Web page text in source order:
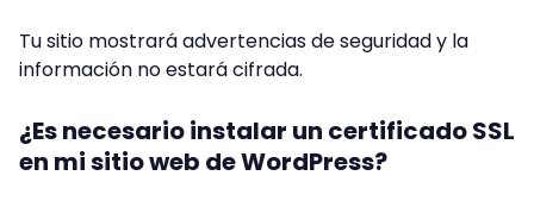
Tu sitio mostrará advertencias de seguridad y la
información no estará cifrada.
¿Es necesario instalar un certificado SSL
en mi sitio web de WordPress?